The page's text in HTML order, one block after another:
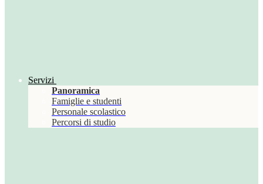
Servizi
Panoramica
Famiglie e studenti
Personale scolastico
Percorsi di studio